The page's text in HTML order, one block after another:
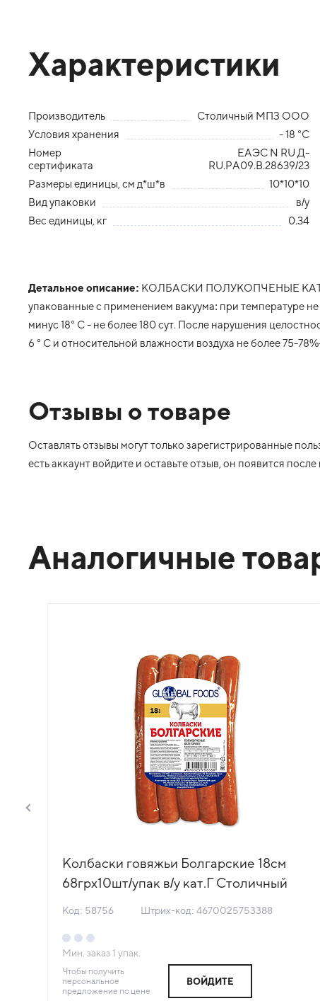
Характеристики
Производитель Столичный МПЗ ООО
Условия хранения
- 18 °С
Номер
сертификата
ЕАЭС N RU Д-
RU.PA09.B.28639/23
Размеры единицы, см д*ш*в
10*10*10
Вид упаковки
в/у
Вес единицы, кг
0.34
Детальное описание: КОЛБАСКИ ПОЛУКОПЧЕНЫЕ
упакованные с применением вакуума: при температуре
минус 18° С - не более 180 сут. После нарушения
6 ° С и относительной влажности воздуха не более 75-
Отзывы о товаре
Оставлять отзывы могут только зарегистрированные
есть аккаунт войдите и оставьте отзыв, он появится
Аналогичные
Колбаски говяжьи Болгарские 18см
68грх10шт/упак в/у кат.Г Столичный
Код: 58756 Штрих-код: 4670025753388
Мин. заказ 1 упак.
Чтобы получить
персональное
предложение по цене
ВОЙДИТЕ